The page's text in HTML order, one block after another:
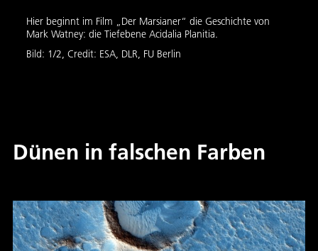
Hier beginnt im Film „Der Marsianer“ die Geschichte von
Mark Watney: die Tiefebene Acidalia Planitia.
Bild: 1/2, Credit: ESA, DLR, FU Berlin
Dünen in falschen Farben